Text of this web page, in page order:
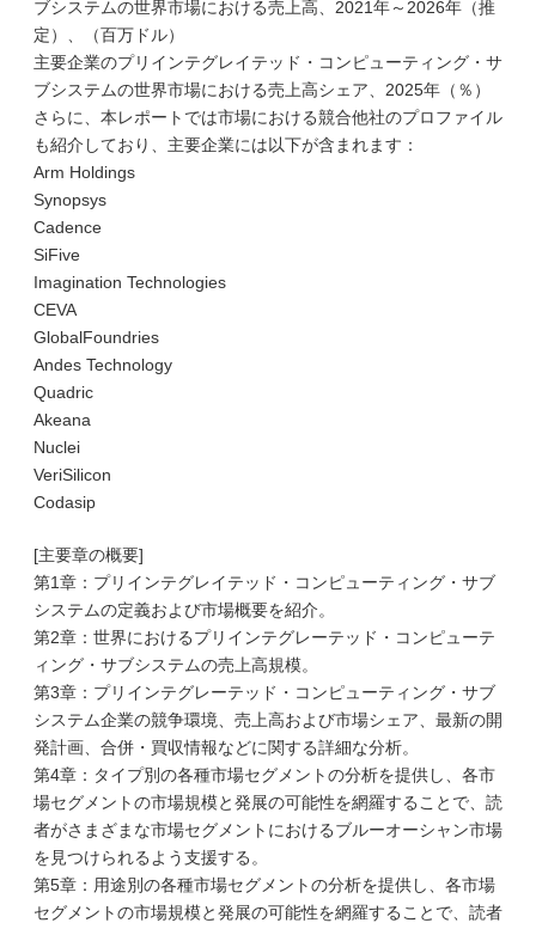
ブシステムの世界市場における売上高、2021年～2026年（推
定）、（百万ドル）
主要企業のプリインテグレイテッド・コンピューティング・サ
ブシステムの世界市場における売上高シェア、2025年（％）
さらに、本レポートでは市場における競合他社のプロファイル
も紹介しており、主要企業には以下が含まれます：
Arm Holdings
Synopsys
Cadence
SiFive
Imagination Technologies
CEVA
GlobalFoundries
Andes Technology
Quadric
Akeana
Nuclei
VeriSilicon
Codasip
[主要章の概要]
第1章：プリインテグレイテッド・コンピューティング・サブ
システムの定義および市場概要を紹介。
第2章：世界におけるプリインテグレーテッド・コンピューテ
ィング・サブシステムの売上高規模。
第3章：プリインテグレーテッド・コンピューティング・サブ
システム企業の競争環境、売上高および市場シェア、最新の開
発計画、合併・買収情報などに関する詳細な分析。
第4章：タイプ別の各種市場セグメントの分析を提供し、各市
場セグメントの市場規模と発展の可能性を網羅することで、読
者がさまざまな市場セグメントにおけるブルーオーシャン市場
を見つけられるよう支援する。
第5章：用途別の各種市場セグメントの分析を提供し、各市場
セグメントの市場規模と発展の可能性を網羅することで、読者